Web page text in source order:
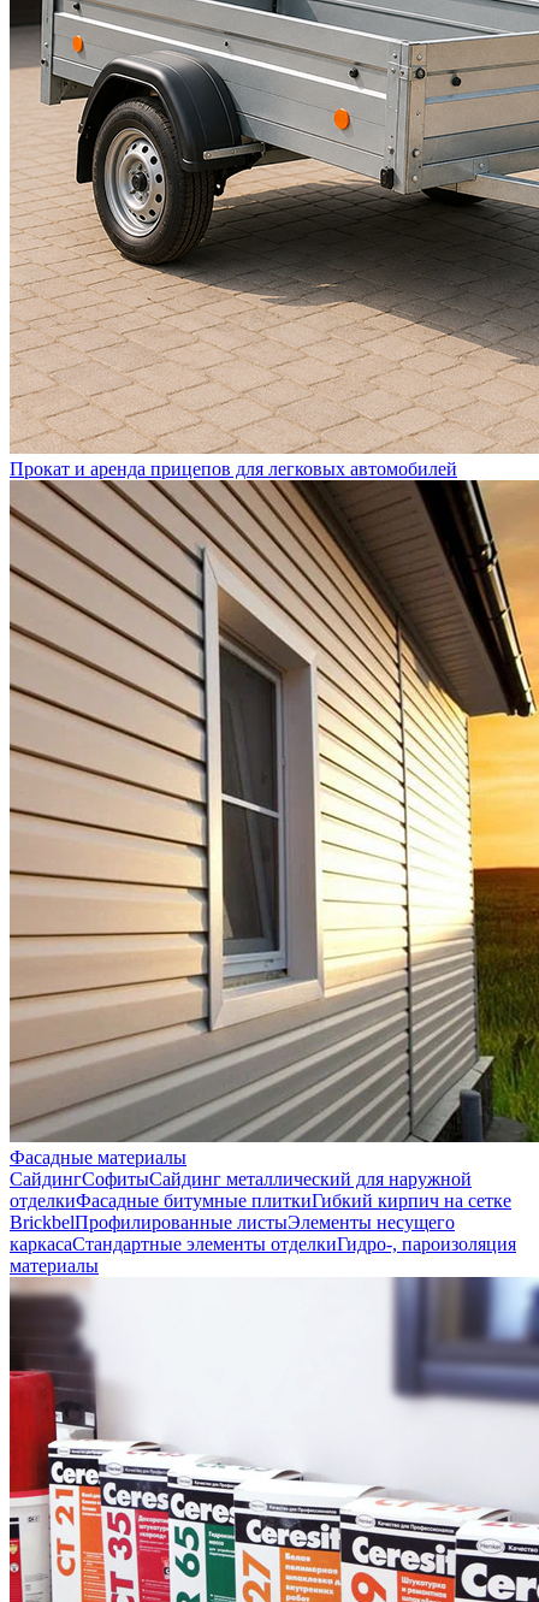
Прокат и аренда прицепов для легковых автомобилей
Фасадные материалы
СайдингСофитыСайдинг металлический для наружной
отделкиФасадные битумные плиткиГибкий кирпич на сетке
BrickbelПрофилированные листыЭлементы несущего
каркасаСтандартные элементы отделкиГидро-, пароизоляция
материалы